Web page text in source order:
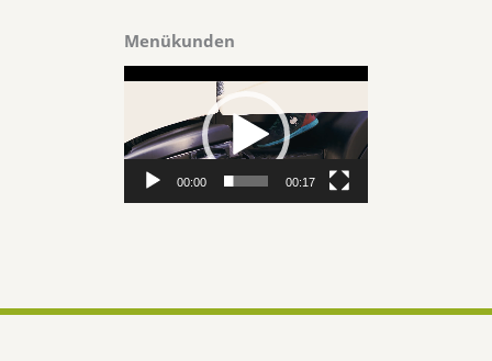
Menükunden
Video-
Player
00:00 00:17